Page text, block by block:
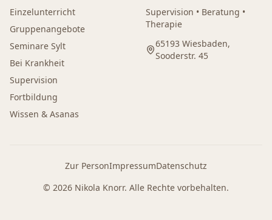
Einzelunterricht
Gruppenangebote
Seminare Sylt
Bei Krankheit
Supervision
Fortbildung
Wissen & Asanas
Supervision • Beratung •
Therapie
65193 Wiesbaden,
Sooderstr. 45
Zur PersonImpressumDatenschutz
© 2026 Nikola Knorr. Alle Rechte vorbehalten.